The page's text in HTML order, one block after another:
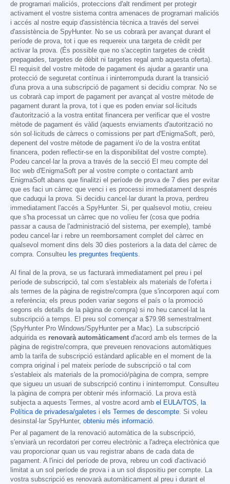
de programari maliciós, proteccions d'alt rendiment per protegir
activament el vostre sistema contra amenaces de programari maliciós
i accés al nostre equip d'assistència tècnica a través del servei
d'assistència de SpyHunter. No se us cobrarà per avançat durant el
període de prova, tot i que es requereix una targeta de crèdit per
activar la prova. (És possible que no s'acceptin targetes de crèdit
prepagades, targetes de dèbit ni targetes regal amb aquesta oferta).
El requisit del vostre mètode de pagament és ajudar a garantir una
protecció de seguretat contínua i ininterrompuda durant la transició
d'una prova a una subscripció de pagament si decidiu comprar. No se
us cobrarà cap import de pagament per avançat al vostre mètode de
pagament durant la prova, tot i que es poden enviar sol·licituds
d'autorització a la vostra entitat financera per verificar que el vostre
mètode de pagament és vàlid (aquests enviaments d'autorització no
són sol·licituds de càrrecs o comissions per part d'EnigmaSoft, però,
depenent del vostre mètode de pagament i/o de la vostra entitat
financera, poden reflectir-se en la disponibilitat del vostre compte).
Podeu cancel·lar la prova a través de la secció El meu compte del
lloc web d'EnigmaSoft per al vostre compte o contactant amb
EnigmaSoft abans que finalitzi el període de prova de 7 dies per evitar
que es faci un càrrec que venci i es processi immediatament després
que caduqui la prova. Si decidiu cancel·lar durant la prova, perdreu
immediatament l'accés a SpyHunter. Si, per qualsevol motiu, creieu
que s'ha processat un càrrec que no volíeu fer (cosa que podria
passar a causa de l'administració del sistema, per exemple), també
podeu cancel·lar i rebre un reemborsament complet del càrrec en
qualsevol moment dins dels 30 dies posteriors a la data del càrrec de
compra. Consulteu les preguntes freqüents.
Al final de la prova, se us facturarà immediatament pel preu i pel
període de subscripció, tal com s'estableix als materials de l'oferta i
als termes de la pàgina de registre/compra (que s'incorporen aquí com
a referència; els preus poden variar segons el país o la promoció
segons els detalls de la pàgina de compra) si no heu cancel·lat la
subscripció a temps. El preu sol començar a $79.98 semestralment
(SpyHunter Pro Windows/SpyHunter per a Mac). La subscripció
adquirida es renovarà automàticament d'acord amb els termes de la
pàgina de registre/compra, que preveuen renovacions automàtiques
amb la tarifa de subscripció estàndard aplicable en el moment de la
compra original i pel mateix període de subscripció o tal com
s'estableix als materials de la promoció/pàgina de compra, sempre
que sigueu un usuari de subscripció continu i ininterromput. Consulteu
la pàgina de compra per obtenir més informació. La prova està
subjecta a aquests Termes, al vostre acord amb el EULA/TOS, la
Política de privadesa/galetes i els Termes de descompte. Si voleu
desinstal·lar SpyHunter, obteniu més informació.
Per al pagament de la renovació automàtica de la subscripció,
s'enviarà un recordatori per correu electrònic a l'adreça electrònica que
vau proporcionar quan us vau registrar abans de cada data de
pagament. A l'inici del període de prova, rebreu un codi d'activació
limitat a un sol període de prova i a un sol dispositiu per compte. La
vostra subscripció es renovarà automàticament al preu i durant el